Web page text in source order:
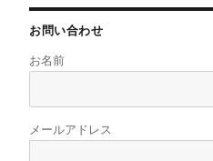
お問い合わせ
お名前
メールアドレス